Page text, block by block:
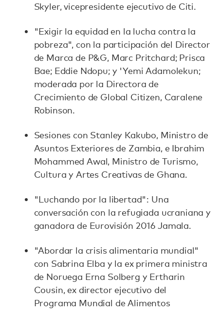
Skyler, vicepresidente ejecutivo de Citi.
"Exigir la equidad en la lucha contra la
pobreza", con la participación del Director
de Marca de P&G, Marc Pritchard; Prisca
Bae; Eddie Ndopu; y 'Yemi Adamolekun;
moderada por la Directora de
Crecimiento de Global Citizen, Caralene
Robinson.
Sesiones con Stanley Kakubo, Ministro de
Asuntos Exteriores de Zambia, e Ibrahim
Mohammed Awal, Ministro de Turismo,
Cultura y Artes Creativas de Ghana.
"Luchando por la libertad": Una
conversación con la refugiada ucraniana y
ganadora de Eurovisión 2016 Jamala.
"Abordar la crisis alimentaria mundial"
con Sabrina Elba y la ex primera ministra
de Noruega Erna Solberg y Ertharin
Cousin, ex director ejecutivo del
Programa Mundial de Alimentos